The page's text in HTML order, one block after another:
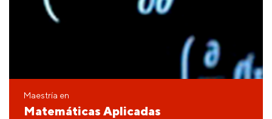
Maestría en
Matemáticas Aplicadas